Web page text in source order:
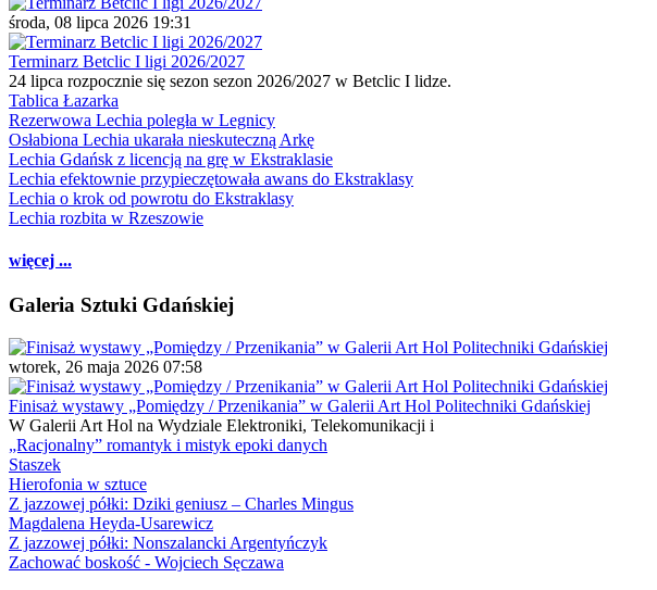
środa, 08 lipca 2026 19:31
Terminarz Betclic I ligi 2026/2027
24 lipca rozpocznie się sezon sezon 2026/2027 w Betclic I lidze.
Tablica Łazarka
Rezerwowa Lechia poległa w Legnicy
Osłabiona Lechia ukarała nieskuteczną Arkę
Lechia Gdańsk z licencją na grę w Ekstraklasie
Lechia efektownie przypieczętowała awans do Ekstraklasy
Lechia o krok od powrotu do Ekstraklasy
Lechia rozbita w Rzeszowie
więcej ...
Galeria Sztuki Gdańskiej
wtorek, 26 maja 2026 07:58
Finisaż wystawy „Pomiędzy / Przenikania” w Galerii Art Hol Politechniki Gdańskiej
W Galerii Art Hol na Wydziale Elektroniki, Telekomunikacji i
„Racjonalny” romantyk i mistyk epoki danych
Staszek
Hierofonia w sztuce
Z jazzowej półki: Dziki geniusz – Charles Mingus
Magdalena Heyda-Usarewicz
Z jazzowej półki: Nonszalancki Argentyńczyk
Zachować boskość - Wojciech Sęczawa